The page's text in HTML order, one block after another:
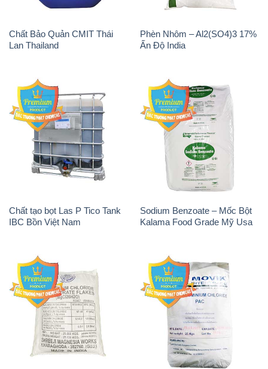
Chất Bảo Quản CMIT Thái
Lan Thailand
Phèn Nhôm – Al2(SO4)3 17%
Ấn Độ India
Chất tạo bọt Las P Tico Tank
IBC Bồn Việt Nam
Sodium Benzoate – Mốc Bột
Kalama Food Grade Mỹ Usa